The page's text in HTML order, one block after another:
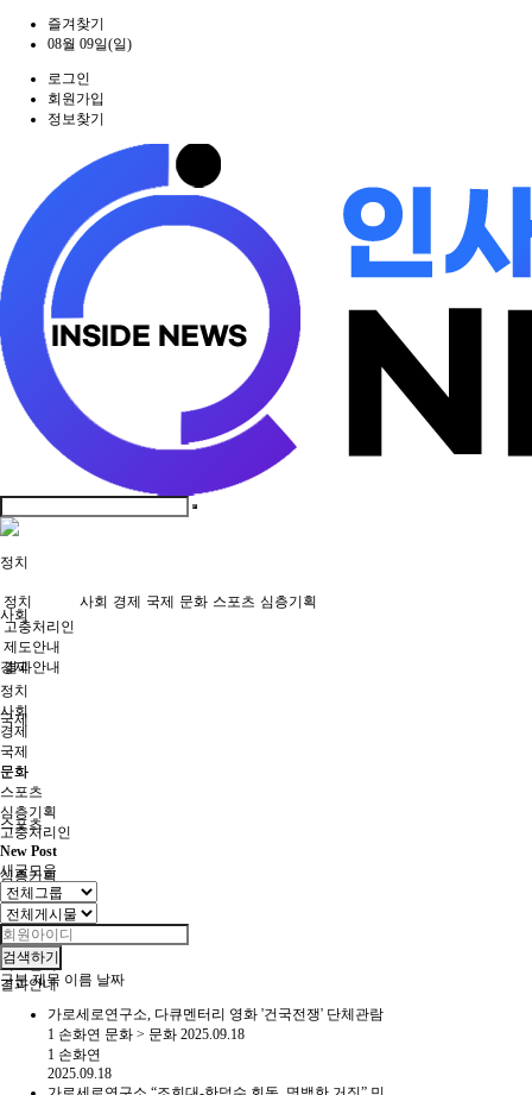
즐겨찾기
08월 09일(일)
로그인
회원가입
정보찾기
정치
사회
경제
국제
문화
스포츠
심층기획
고충처리인
제도안내
결과안내
정치 사회 경제 국제 문화 스포츠 심층기획
고충처리인
제도안내
결과안내
정치
사회
경제
국제
문화
스포츠
심층기획
고충처리인
New Post
새글모음
검색하기
구분 제목 이름 날짜
가로세로연구소, 다큐멘터리 영화 '건국전쟁' 단체관람
1 손화연 문화 > 문화 2025.09.18
1 손화연
2025.09.18